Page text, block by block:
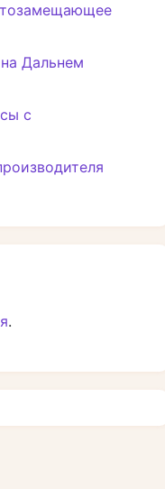
Дальнем
с
.